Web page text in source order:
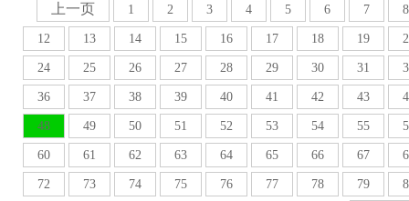
上一页 1 2 3 4 5 6 7 8
12 13 14 15 16 17 18 19
24 25 26 27 28 29 30 31
36 37 38 39 40 41 42 43
48 49 50 51 52 53 54 55
60 61 62 63 64 65 66 67
72 73 74 75 76 77 78 79